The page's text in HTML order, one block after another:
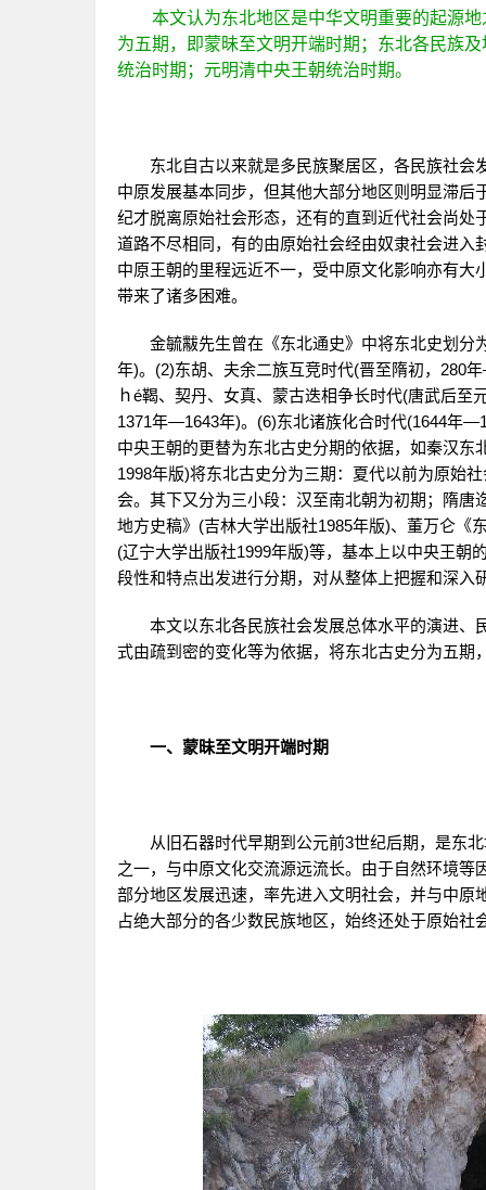
本文认为东北地区是中华文明重要的起源地
为五期，即蒙昧至文明开端时期；东北各民族
统治时期；元明清中央王朝统治时期。
东北自古以来就是多民族聚居区，各民族社会
中原发展基本同步，但其他大部分地区则明显滞
纪才脱离原始社会形态，还有的直到近代社会尚
道路不尽相同，有的由原始社会经由奴隶社会进
中原王朝的里程远近不一，受中原文化影响亦有
带来了诸多困难。
金毓黻先生曾在《东北通史》中将东北史划分
年)。(2)东胡、夫余二族互竞时代(晋至隋初，280
ｈé鞨、契丹、女真、蒙古迭相争长时代(唐武后
1371年—1643年)。(6)东北诸族化合时代(1644年
中央王朝的更替为东北古史分期的依据，如秦汉
1998年版)将东北古史分为三期：夏代以前为原始
会。其下又分为三小段：汉至南北朝为初期；隋
地方史稿》(吉林大学出版社1985年版)、董万仑《
(辽宁大学出版社1999年版)等，基本上以中央王朝
段性和特点出发进行分期，对从整体上把握和深入
本文以东北各民族社会发展总体水平的演进、
式由疏到密的变化等为依据，将东北古史分为五期
一、蒙昧至文明开端时期
从旧石器时代早期到公元前3世纪后期，是东北
之一，与中原文化交流源远流长。由于自然环境
部分地区发展迅速，率先进入文明社会，并与中
占绝大部分的各少数民族地区，始终还处于原始社